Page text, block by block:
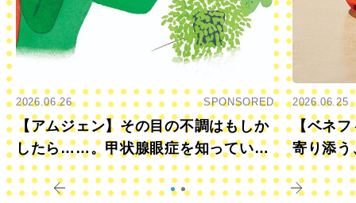
2026.06.26 SPONSORED
【アムジェン】その目の不調はもしか
したら……。甲状腺眼症を知っていま
すか？
2026.06.25
【ベネフ
寄り添う
きに